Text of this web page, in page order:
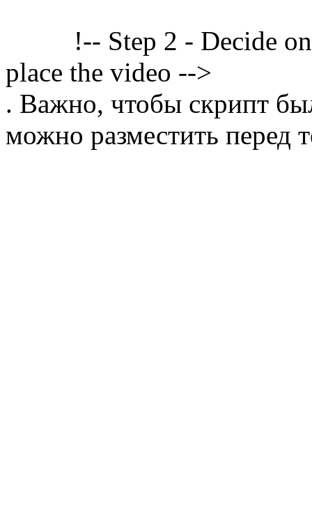
!-- Step 2 - Decide
place the video -->
. Важно, чтобы скрипт
можно разместить перед